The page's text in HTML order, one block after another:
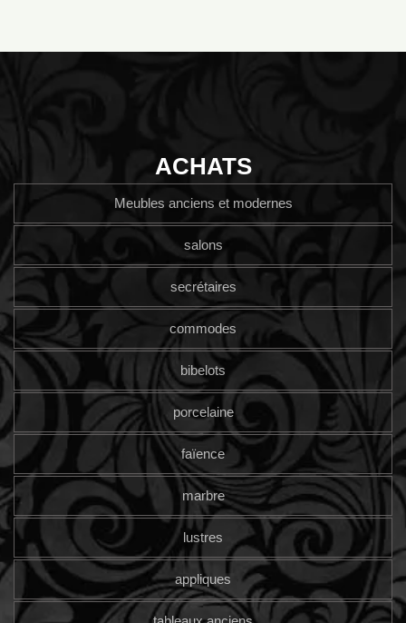
ACHATS
Meubles anciens et modernes
salons
secrétaires
commodes
bibelots
porcelaine
faïence
marbre
lustres
appliques